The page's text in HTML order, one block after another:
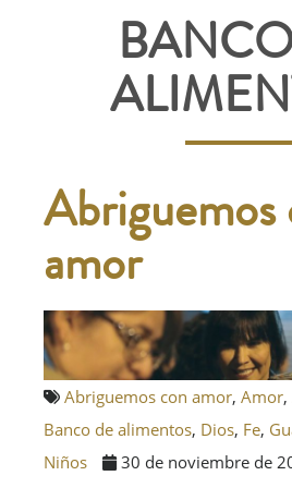
Abriguemos
amor
Abriguemos con amor, Amor,
Banco de alimentos, Dios, Fe,
Niños
30 de noviembre de